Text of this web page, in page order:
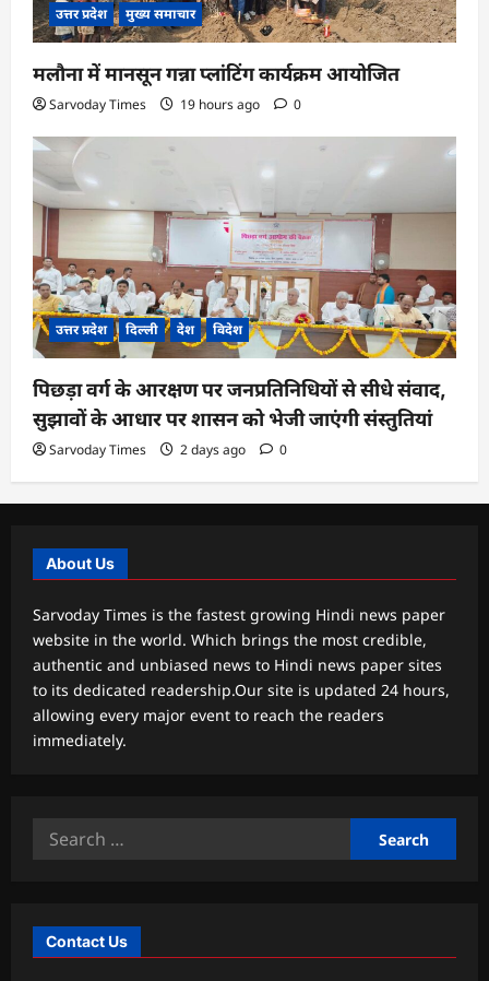
उत्तर प्रदेश मुख्य समाचार
मलौना में मानसून गन्ना प्लांटिंग कार्यक्रम आयोजित
Sarvoday Times 19 hours ago 0
उत्तर प्रदेश दिल्ली देश विदेश
पिछड़ा वर्ग के आरक्षण पर जनप्रतिनिधियों से सीधे संवाद,
सुझावों के आधार पर शासन को भेजी जाएंगी संस्तुतियां
Sarvoday Times 2 days ago 0
About Us
Sarvoday Times is the fastest growing Hindi news paper
website in the world. Which brings the most credible,
authentic and unbiased news to Hindi news paper sites
to its dedicated readership.Our site is updated 24 hours,
allowing every major event to reach the readers
immediately.
Search
Contact Us